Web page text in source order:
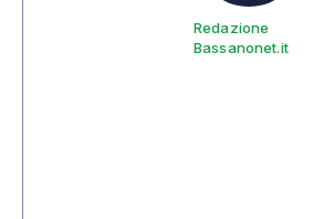
Redazione
Bassanonet.it